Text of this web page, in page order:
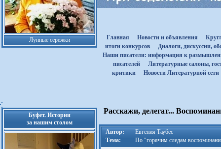
Лунные сережки Главная Новости и объявления
итоги конкурсов
Диалоги, дискуссии,
Наши писатели: информация к
писателей
Литературные салоны,
критики
Новости Литературной сети
Буфет. Истории
за нашим столом
Расскажи, делегат...
Автор:
Евгения Таубес
Тема:
По "горячим следам